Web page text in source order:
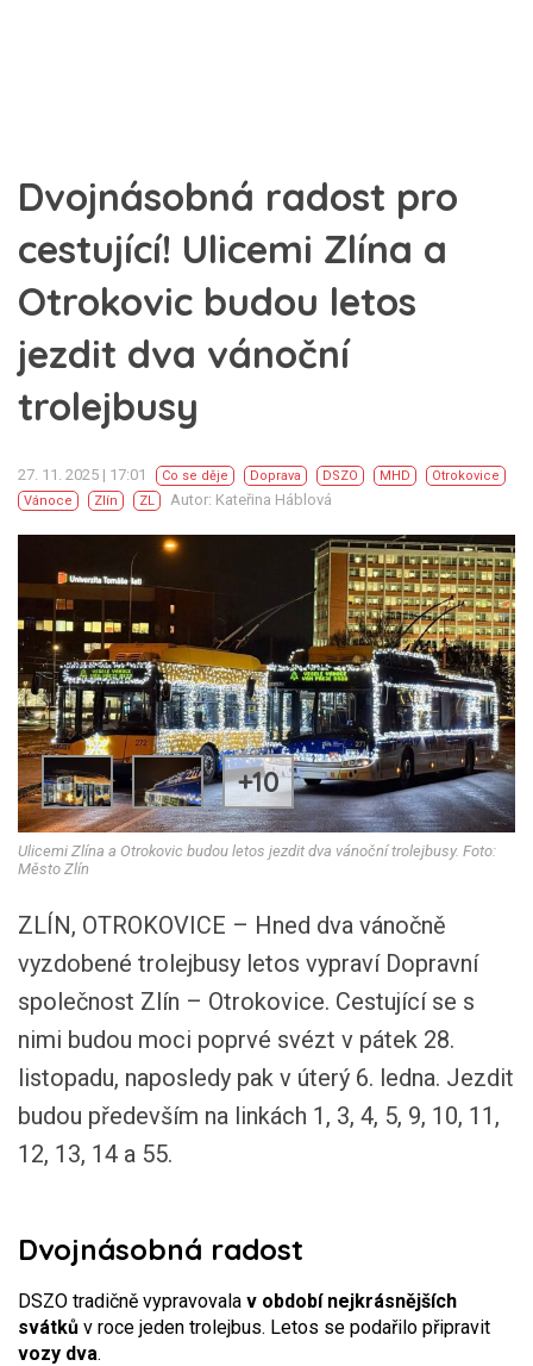
Dvojnásobná radost pro
cestující! Ulicemi Zlína a
Otrokovic budou letos
jezdit dva vánoční
trolejbusy
27. 11. 2025 | 17:01 Co se děje Doprava DSZO MHD
Otrokovice
Vánoce
Zlín ZL Autor: Kateřina Háblová
+10
Ulicemi Zlína a Otrokovic budou letos jezdit dva vánoční trolejbusy. Foto:
Město Zlín
ZLÍN, OTROKOVICE – Hned dva vánočně
vyzdobené trolejbusy letos vypraví Dopravní
společnost Zlín – Otrokovice. Cestující se s
nimi budou moci poprvé svézt v pátek 28.
listopadu, naposledy pak v úterý 6. ledna. Jezdit
budou především na linkách 1, 3, 4, 5, 9, 10, 11,
12, 13, 14 a 55.
Dvojnásobná radost
DSZO tradičně vypravovala v období nejkrásnějších
svátků v roce jeden trolejbus. Letos se podařilo připravit
vozy dva.